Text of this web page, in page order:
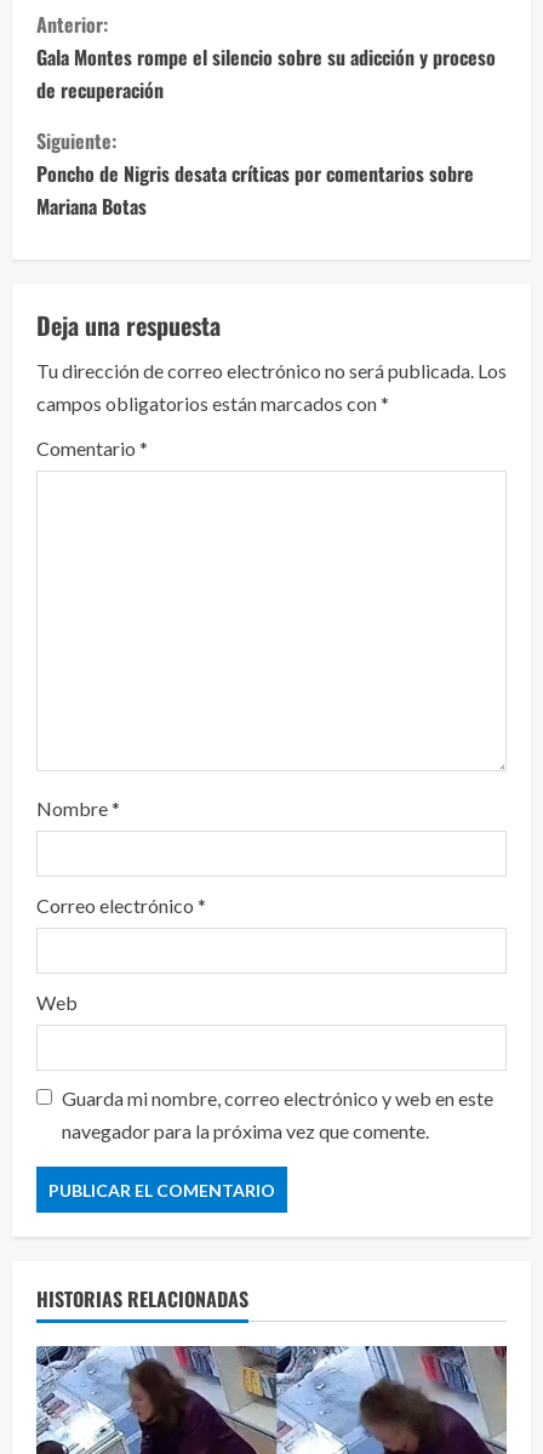
S
i
g
u
e
l
e
y
e
n
Anterior:
Gala Montes rompe el silencio sobre su adicción y proceso
de recuperación
Siguiente:
Poncho de Nigris desata críticas por comentarios sobre
Mariana Botas
Deja una respuesta
Tu dirección de correo electrónico no será publicada. Los
campos obligatorios están marcados con*
Comentario *
Nombre*
Correo electrónico *
Web
Guarda mi nombre, correo electrónico y web en este
navegador para la próxima vez que comente.
HISTORIAS RELACIONADAS